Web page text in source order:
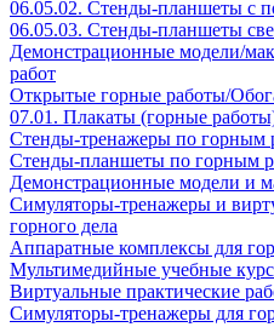
06.05.02. Стенды-планшеты с
06.05.03. Стенды-планшеты
Демонстрационные модели/
работ
Открытые горные работы/
07.01. Плакаты (горные
Стенды-тренажеры по горным
Стенды-планшеты по горным
Демонстрационные модели и
Симуляторы-тренажеры и
горного дела
Аппаратные комплексы для
Мультимедийные учебные
Виртуальные практические
Симуляторы-тренажеры для